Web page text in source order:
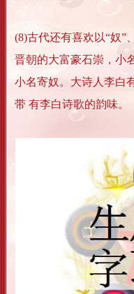
(8)古代还有喜欢以“奴”
晋朝的大富豪石崇，小
小名寄奴。大诗人李白
带 有李白诗歌的韵味。